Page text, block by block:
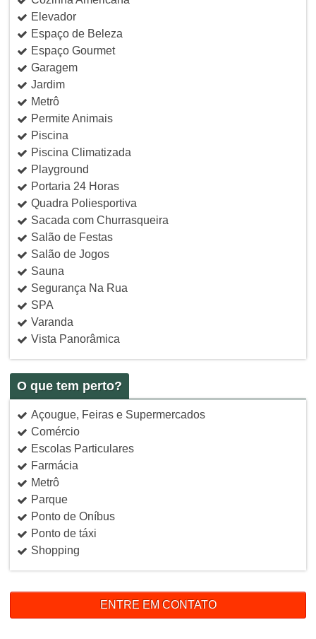
Elevador
Espaço de Beleza
Espaço Gourmet
Garagem
Jardim
Metrô
Permite Animais
Piscina
Piscina Climatizada
Playground
Portaria 24 Horas
Quadra Poliesportiva
Sacada com Churrasqueira
Salão de Festas
Salão de Jogos
Sauna
Segurança Na Rua
SPA
Varanda
Vista Panorâmica
O que tem perto?
Açougue, Feiras e Supermercados
Comércio
Escolas Particulares
Farmácia
Metrô
Parque
Ponto de Oníbus
Ponto de táxi
Shopping
ENTRE EM CONTATO